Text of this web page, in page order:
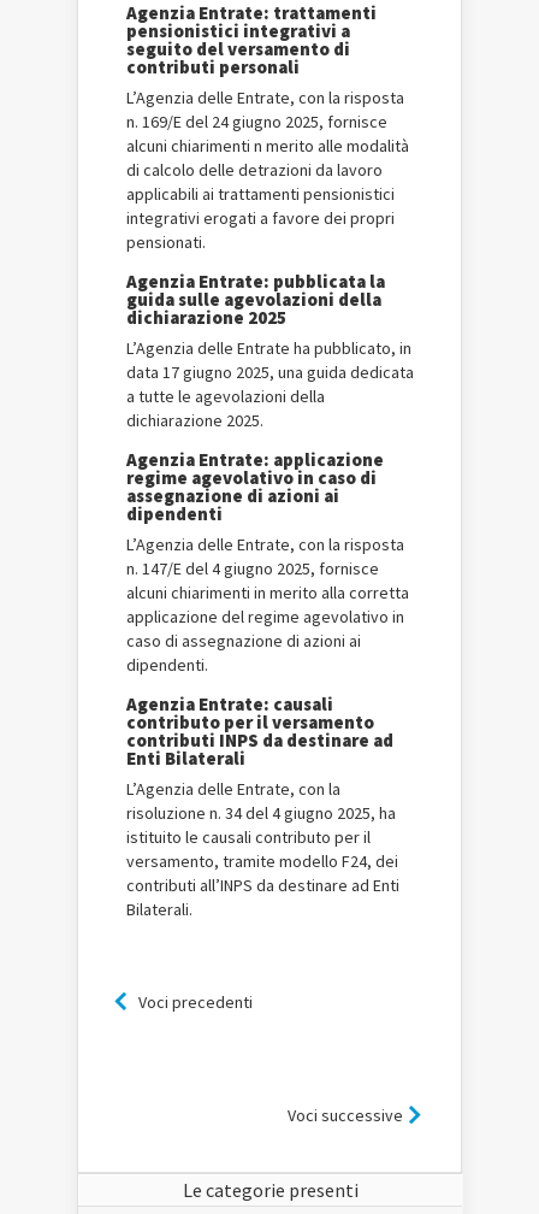
Agenzia Entrate: trattamenti
pensionistici integrativi a
seguito del versamento di
contributi personali
L’Agenzia delle Entrate, con la risposta
n. 169/E del 24 giugno 2025, fornisce
alcuni chiarimenti n merito alle modalità
di calcolo delle detrazioni da lavoro
applicabili ai trattamenti pensionistici
integrativi erogati a favore dei propri
pensionati.
Agenzia Entrate: pubblicata la
guida sulle agevolazioni della
dichiarazione 2025
L’Agenzia delle Entrate ha pubblicato, in
data 17 giugno 2025, una guida dedicata
a tutte le agevolazioni della
dichiarazione 2025.
Agenzia Entrate: applicazione
regime agevolativo in caso di
assegnazione di azioni ai
dipendenti
L’Agenzia delle Entrate, con la risposta
n. 147/E del 4 giugno 2025, fornisce
alcuni chiarimenti in merito alla corretta
applicazione del regime agevolativo in
caso di assegnazione di azioni ai
dipendenti.
Agenzia Entrate: causali
contributo per il versamento
contributi INPS da destinare ad
Enti Bilaterali
L’Agenzia delle Entrate, con la
risoluzione n. 34 del 4 giugno 2025, ha
istituito le causali contributo per il
versamento, tramite modello F24, dei
contributi all’INPS da destinare ad Enti
Bilaterali.
Voci precedenti
Voci successive
Le categorie presenti